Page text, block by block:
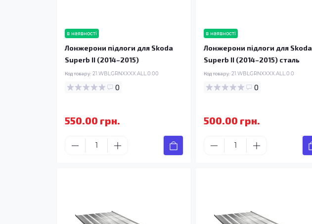
в наявності
Лонжерони підлоги для Skoda
Superb II (2014–2015)
Код товару: 21.WBLGRNXXXX.ALL.0.00
0
550.00 грн.
в наявності
Лонжерони підлоги для Skoda
Superb II (2014–2015) сталь
Код товару: 21.WBLGRNXXXX.ALL.0.0
0
500.00 грн.